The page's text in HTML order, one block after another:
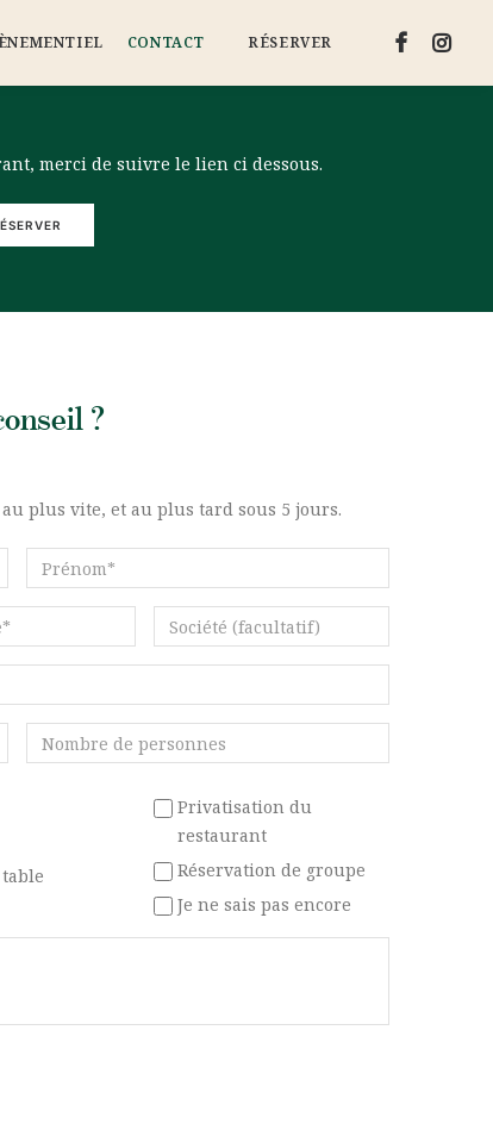
CONTACT RÉSERVER
merci de suivre le lien ci dessous.
?
plus vite, et au plus tard sous 5 jours.
Prénom*
Société
Nombre
de
Type
prestation*
Privatisation du
restaurant
Réservation de groupe
Je ne sais pas encore